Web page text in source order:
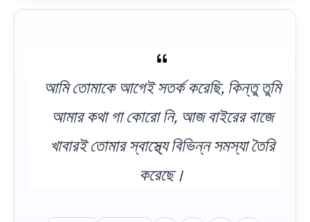
আমি তোমাকে আগেই সতর্ক করেছি, কিন্তু তুমি
আমার কথা গা কোরো নি, আজ বাইরের বাজে
খাবারই তোমার স্বাস্থ্যে বিভিন্ন সমস্যা তৈরি
করেছে।